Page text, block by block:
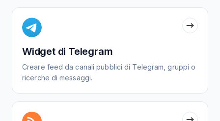
Widget di Telegram
Creare feed da canali pubblici di Telegram, gruppi o
ricerche di messaggi.